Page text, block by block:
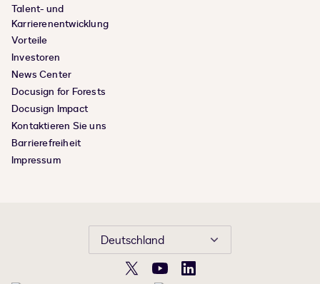
Talent- und
Karrierenentwicklung
Vorteile
Investoren
News Center
Docusign for Forests
Docusign Impact
Kontaktieren Sie uns
Barrierefreiheit
Impressum
Deutschland
X YouTubeLinkedIn